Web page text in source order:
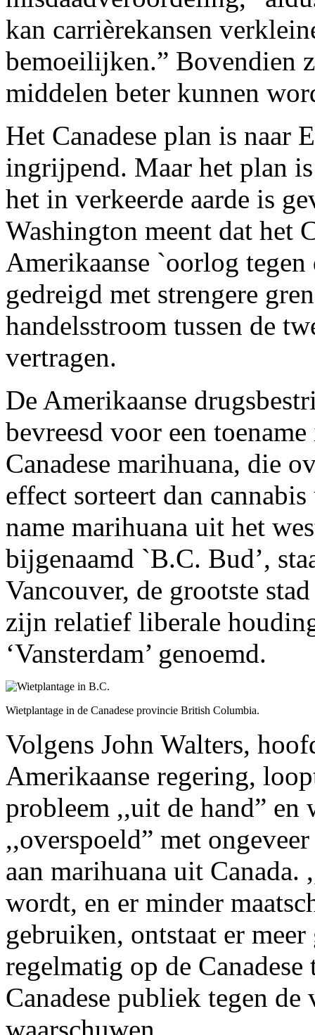
kan carrièrekansen
bemoeilijken.” Bovendien
middelen beter kunnen
Het Canadese plan is naar
ingrijpend. Maar het plan
het in verkeerde aarde is
Washington meent dat het
Amerikaanse `oorlog
gedreigd met strengere
handelsstroom tussen de
vertragen.
De Amerikaanse
bevreesd voor een
Canadese marihuana, die
effect sorteert dan
name marihuana uit het
bijgenaamd `B.C. Bud’,
Vancouver, de grootste
zijn relatief liberale
‘Vansterdam’ genoemd.
Wietplantage in de Canadese provincie British Columbia.
Volgens John Walters,
Amerikaanse regering,
probleem ,,uit de hand”
,,overspoeld” met
aan marihuana uit Canada.
wordt, en er minder
gebruiken, ontstaat er
regelmatig op de
Canadese publiek tegen